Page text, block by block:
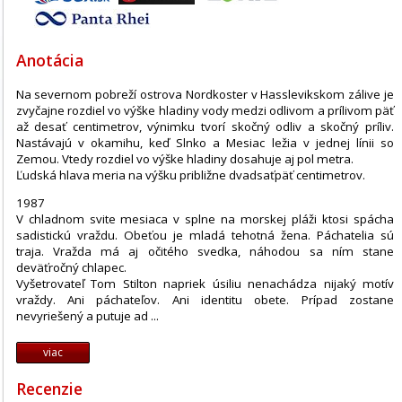
Anotácia
Na severnom pobreží ostrova Nordkoster v Hasslevikskom zálive je
zvyčajne rozdiel vo výške hladiny vody medzi odlivom a prílivom päť
až desať centimetrov, výnimku tvorí skočný odliv a skočný príliv.
Nastávajú v okamihu, keď Slnko a Mesiac ležia v jednej línii so
Zemou. Vtedy rozdiel vo výške hladiny dosahuje aj pol metra.
Ľudská hlava meria na výšku približne dvadsaťpäť centimetrov.
1987
V chladnom svite mesiaca v splne na morskej pláži ktosi spácha
sadistickú vraždu. Obeťou je mladá tehotná žena. Páchatelia sú
traja. Vražda má aj očitého svedka, náhodou sa ním stane
deväťročný chlapec.
Vyšetrovateľ Tom Stilton napriek úsiliu nenachádza nijaký motív
vraždy. Ani páchateľov. Ani identitu obete. Prípad zostane
nevyriešený a putuje ad ...
viac
Recenzie